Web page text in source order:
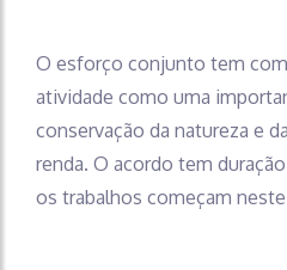
O esforço conjunto tem
atividade como uma
conservação da natureza e
renda. O acordo tem
os trabalhos começam